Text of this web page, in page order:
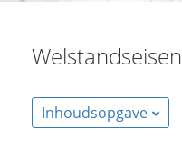
Welstandseisen
Inhoudsopgave